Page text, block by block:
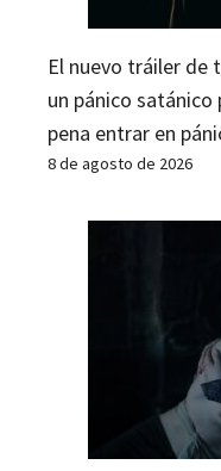
El nuevo tráiler de
un pánico
pena entrar en
8 de agosto de 2026